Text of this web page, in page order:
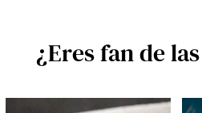
¿Eres fan de